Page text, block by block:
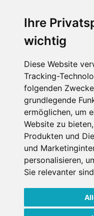
Ihre
wichtig
Diese Website
Tracking-
folgenden
grundlegende
ermöglichen, um
Website zu bieten,
Produkten und
und
personalisieren,
Sie relevanter sind
Die Schneehoehen
Muss für alle